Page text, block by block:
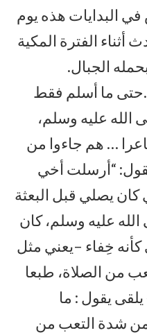
البدايات هذه يوم
الفترة المكية
الجبال.
..حتى ما أسلم فقط
الله عليه وسلم،
… هم جاءوا من
“أرسلت أخي
كان يصلي قبل البعثة
عليه وسلم، كان
خِفاء –يعني مثل
من الصلاة، طبعا
يقول : ما
من شدة التعب من